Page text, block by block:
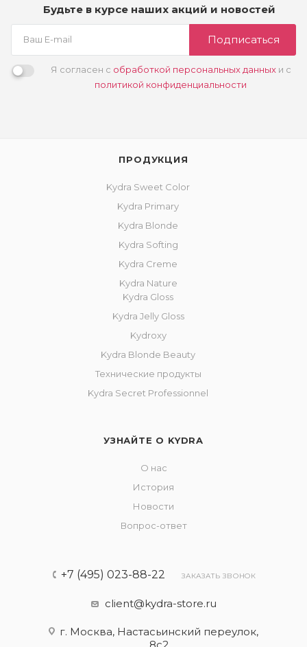
Будьте в курсе наших акций и новостей
Подписаться
Я согласен с обработкой персональных данныхи с
политикой конфиденциальности
ПРОДУКЦИЯ
Kydra Sweet Color
Kydra Primary
Kydra Blonde
Kydra Softing
Kydra Creme
Kydra Nature
Kydra Gloss
Kydra Jelly Gloss
Kydroxy
Kydra Blonde Beauty
Технические продукты
Kydra Secret Professionnel
УЗНАЙТЕ О KYDRA
О нас
История
Новости
Вопрос-ответ
+7 (495) 023-88-22 ЗАКАЗАТЬ ЗВОНОК
client@kydra-store.ru
г. Москва, Настасьинский переулок,